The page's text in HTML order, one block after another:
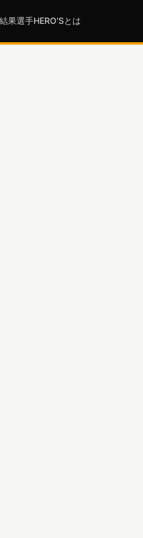
果選手HERO'Sとは